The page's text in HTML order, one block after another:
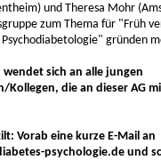
und Theresa Mohr
zum Thema für "Früh
Psychodiabetologie" gründen
wendet sich an alle jungen
Kollegen, die an dieser AG
Vorab eine kurze E-Mail an
psychologie.de und